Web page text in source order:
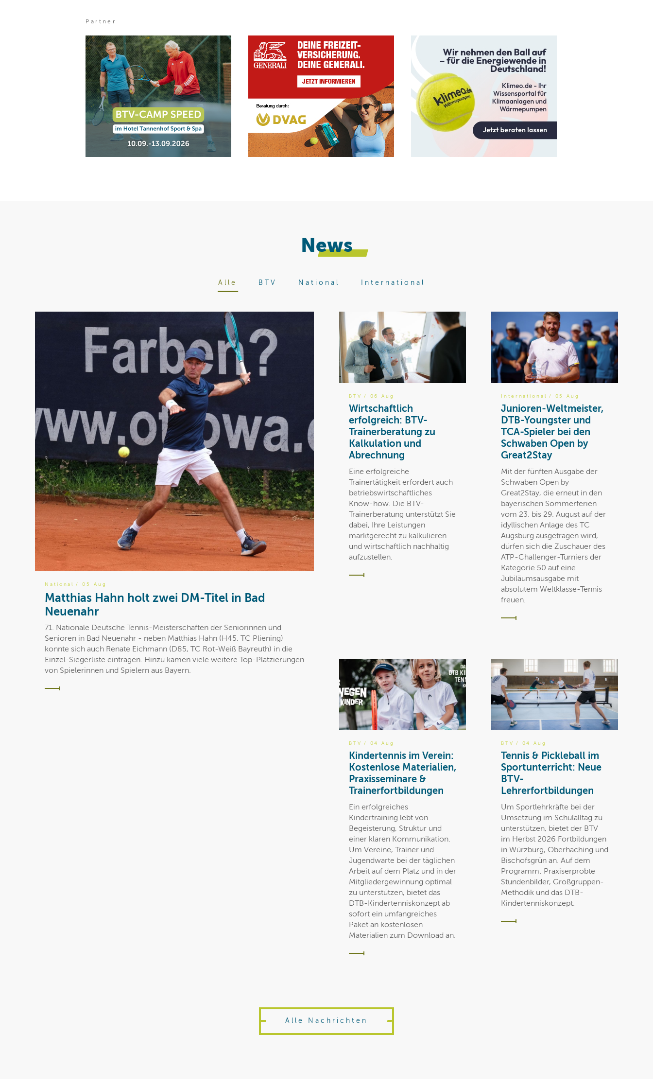
Partner
News
Alle BTV National International
National / 05 Aug
Matthias Hahn holt zwei DM-Titel in Bad
Neuenahr
71. Nationale Deutsche Tennis-Meisterschaften der Seniorinnen und
Senioren in Bad Neuenahr - neben Matthias Hahn (H45, TC Pliening)
konnte sich auch Renate Eichmann (D85, TC Rot-Weiß Bayreuth) in die
Einzel-Siegerliste eintragen. Hinzu kamen viele weitere Top-Platzierungen
von Spielerinnen und Spielern aus Bayern.
BTV / 06 Aug
Wirtschaftlich
erfolgreich: BTV-
Trainerberatung zu
Kalkulation und
Abrechnung
Eine erfolgreiche
Trainertätigkeit erfordert auch
betriebswirtschaftliches
Know-how. Die BTV-
Trainerberatung unterstützt Sie
dabei, Ihre Leistungen
marktgerecht zu kalkulieren
und wirtschaftlich nachhaltig
aufzustellen.
International / 05 Aug
Junioren-Weltmeister,
DTB-Youngster und
TCA-Spieler bei den
Schwaben Open by
Great2Stay
Mit der fünften Ausgabe der
Schwaben Open by
Great2Stay, die erneut in den
bayerischen Sommerferien
vom 23. bis 29. August auf der
idyllischen Anlage des TC
Augsburg ausgetragen wird,
dürfen sich die Zuschauer des
ATP-Challenger-Turniers der
Kategorie 50 auf eine
Jubiläumsausgabe mit
absolutem Weltklasse-Tennis
freuen.
BTV / 04 Aug
Kindertennis im Verein:
Kostenlose Materialien,
Praxisseminare &
Trainerfortbildungen
Ein erfolgreiches
Kindertraining lebt von
Begeisterung, Struktur und
einer klaren Kommunikation.
Um Vereine, Trainer und
Jugendwarte bei der täglichen
Arbeit auf dem Platz und in der
Mitgliedergewinnung optimal
zu unterstützen, bietet das
DTB-Kindertenniskonzept ab
sofort ein umfangreiches
Paket an kostenlosen
Materialien zum Download an.
BTV / 04 Aug
Tennis & Pickleball im
Sportunterricht: Neue
BTV-
Lehrerfortbildungen
Um Sportlehrkräfte bei der
Umsetzung im Schulalltag zu
unterstützen, bietet der BTV
im Herbst 2026 Fortbildungen
in Würzburg, Oberhaching und
Bischofsgrün an. Auf dem
Programm: Praxiserprobte
Stundenbilder, Großgruppen-
Methodik und das DTB-
Kindertenniskonzept.
Alle Nachrichten